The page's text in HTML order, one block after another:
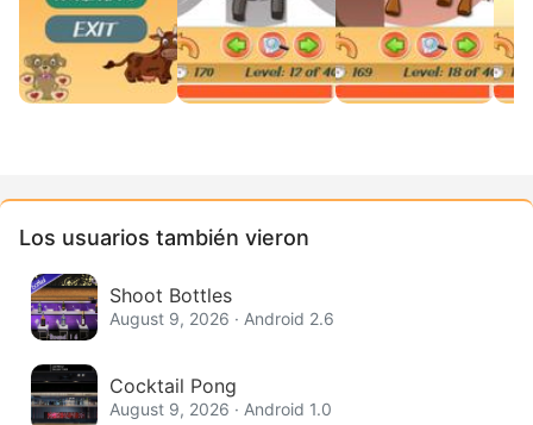
Los usuarios también vieron
Shoot Bottles
August 9, 2026 · Android 2.6
Cocktail Pong
August 9, 2026 · Android 1.0